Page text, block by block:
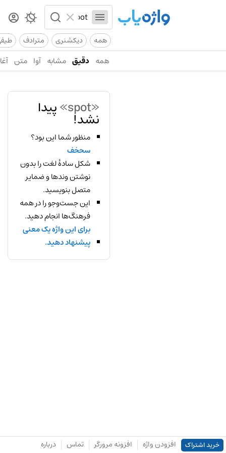
همه دیکشنری مترادف
همه دقیق مشابه آوا متن
«spot» پیدا
نشد!
منظور شما این بود؟
سحخف
شکل سادهٔ لغت را بدون
نوشتن وندها و ضمایر
متصل بنویسید.
این جست‌وجو را در همه
فرهنگ‌ها انجام دهید.
برای این واژه یک معنی
پیشنهاد دهید.
خرید اشتراک افزودن واژه افزونه مرورگر تماس درباره